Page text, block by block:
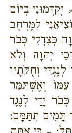
יְקַדְּמוּנִי בְיוֹם
לַמֶּרְחָב
כְּצִדְקִי כְּבֹר
יְהוָה וְלֹא
וְחֻקֹּתָיו
וָאֶשְׁתַּמֵּר
יָדַי לְנֶגֶד
תָּמִים תִּתַּמָּם: